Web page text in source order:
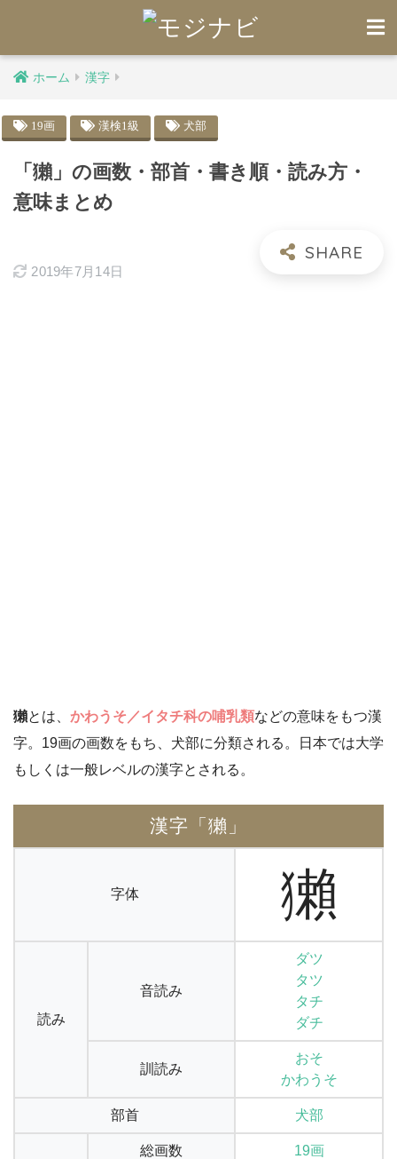
ホーム 漢字
19画 漢検1級 犬部
「獺」の画数・部首・書き順・読み方・
意味まとめ
2019年7月14日
獺とは、 かわうそ／イタチ科の哺乳類などの意味をもつ漢
字。19画の画数をもち、犬部に分類される。日本では大学
もしくは一般レベルの漢字とされる。
漢字「獺」
字体 獺
読み
音読み
ダツ
タツ
タチ
ダチ
訓読み
おそ
かわうそ
部首 犬部
総画数 19画